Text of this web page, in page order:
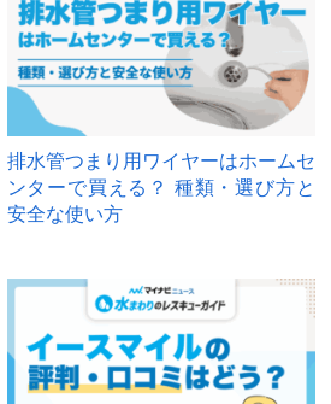
排水管つまり用ワイヤーはホームセ
ンターで買える？ 種類・選び方と
安全な使い方